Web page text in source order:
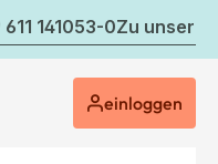
141053-0Zu
einloggen